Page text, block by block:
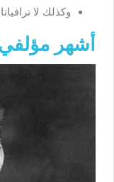
وكذلك لا
أشهر مؤلفي